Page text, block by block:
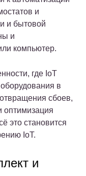
и
и бытовой
и
компьютер.
где IoT
в
сбоев,
оптимизация
это становится
IoT.
и